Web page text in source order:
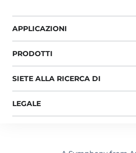
APPLICAZIONI
PRODOTTI
SIETE ALLA RICERCA DI
LEGALE